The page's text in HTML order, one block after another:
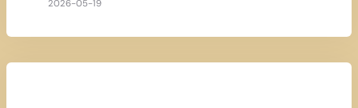
2026-05-19